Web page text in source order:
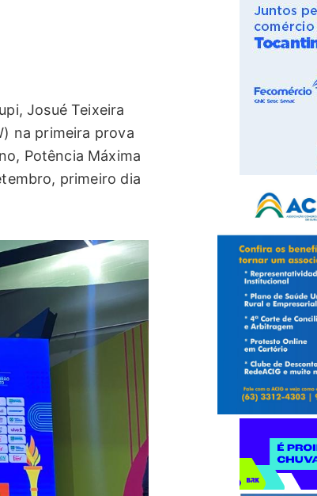
Josué Teixeira
na primeira prova
Potência Máxima
primeiro dia